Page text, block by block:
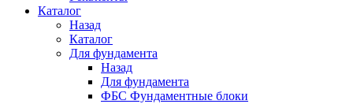
Каталог
Назад
Каталог
Для фундамента
Назад
Для фундамента
ФБС Фундаментные блоки